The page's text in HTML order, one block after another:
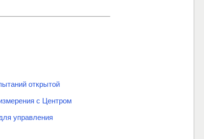
открытой
с Центром
управления